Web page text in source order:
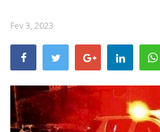
BRASIL
ECONOMIA
AGRONEGÓCIO
SAÚDE
Fev 3, 2023